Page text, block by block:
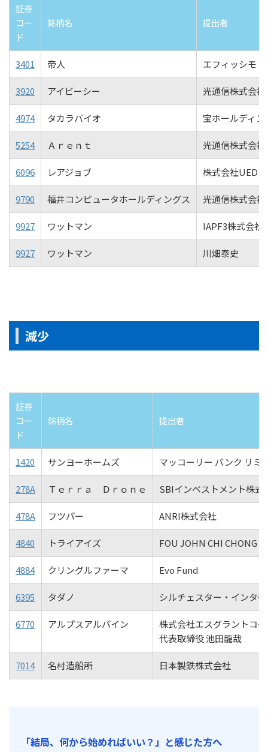
証券
コー
ド
銘柄名 提出者
3401 帝人 エフィッシモ
3920 アイビーシー 光通信株式会社
4974 タカラバイオ 宝ホールディ
5254 Ａｒｅｎｔ 光通信株式会社
6096 レアジョブ 株式会社UED
9790 福井コンピュータホールディングス 光通信株式会社
9927 ワットマン IAPF3株式会社
9927 ワットマン 川畑泰史
減少
証券
コー
ド
銘柄名 提出者
1420 サンヨーホームズ マッコーリー バンク リミ
278A Ｔｅｒｒａ Ｄｒｏｎｅ SBIインベストメント株式
478A フツパー ANRI株式会社
4840 トライアイズ FOU JOHN CHI CHONG
4884 クリングルファーマ Evo Fund
6395 タダノ シルチェスター・インタ
6770 アルプスアルパイン
株式会社エスグラントコ
代表取締役 池田龍哉
7014 名村造船所 日本製鉄株式会社
「結局、何から始めればいい？」と感じた方へ